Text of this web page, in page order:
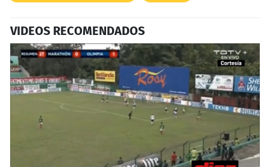
VIDEOS RECOMENDADOS